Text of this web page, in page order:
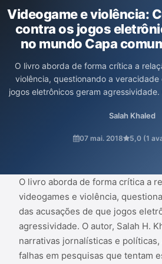
Videogame e violência:
contra os jogos
no mundo Capa
O livro aborda de forma crítica a
violência, questionando a
jogos eletrônicos geram agressividade.
falhas em pesquisas que tentam
acadêmica e envolvente, a obra
Salah Khaled
07 mai. 2018 5,0 (1
O livro aborda de forma crítica a
videogames e violência,
das acusações de que jogos
agressividade. O autor, Salah H.
narrativas jornalísticas e políticas,
falhas em pesquisas que tentam